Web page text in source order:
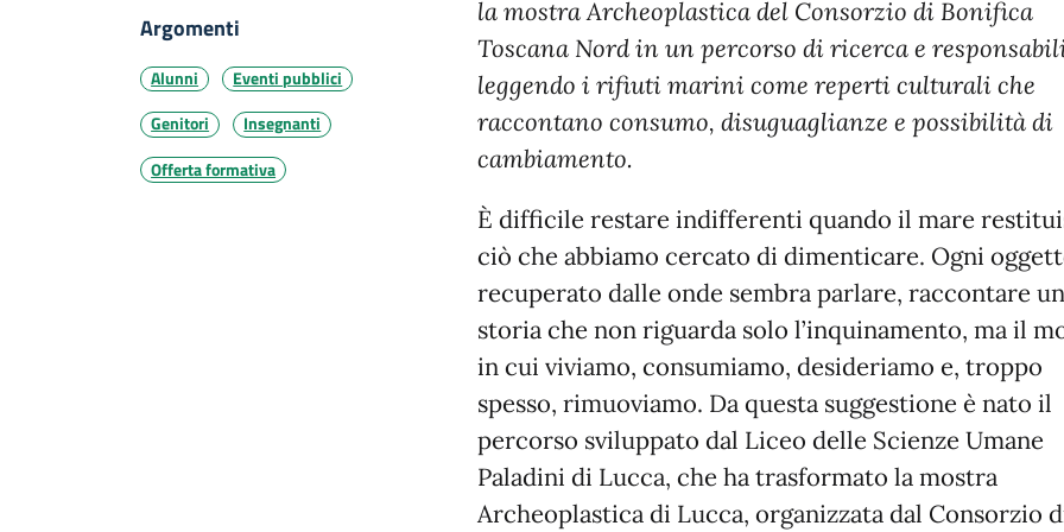
la mostra Archeoplastica del Consorzio di Bonifica
Toscana Nord in un percorso di ricerca e
leggendo i rifiuti marini come reperti culturali che
raccontano consumo, disuguaglianze e possibilità di
cambiamento.
È difficile restare indifferenti quando il mare
ciò che abbiamo cercato di dimenticare. Ogni
recuperato dalle onde sembra parlare, raccontare
storia che non riguarda solo l’inquinamento, ma il
in cui viviamo, consumiamo, desideriamo e, troppo
spesso, rimuoviamo. Da questa suggestione è nato il
percorso sviluppato dal Liceo delle Scienze Umane
Paladini di Lucca, che ha trasformato la mostra
Archeoplastica di Lucca, organizzata dal Consorzio
Argomenti
Alunni
Eventi pubblici
Genitori
Insegnanti
Offerta formativa